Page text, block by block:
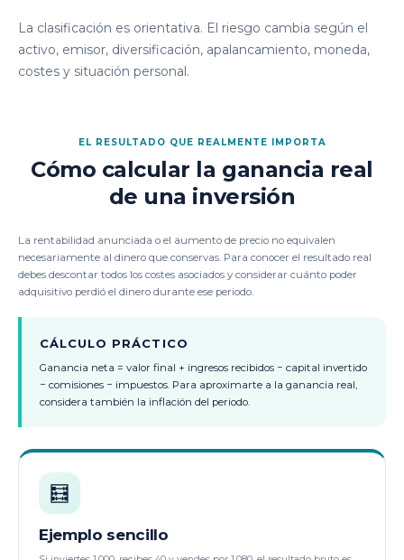
La clasificación es orientativa. El riesgo cambia según el
activo, emisor, diversificación, apalancamiento, moneda,
costes y situación personal.
EL RESULTADO QUE REALMENTE IMPORTA
Cómo calcular la ganancia real
de una inversión
La rentabilidad anunciada o el aumento de precio no equivalen
necesariamente al dinero que conservas. Para conocer el resultado real
debes descontar todos los costes asociados y considerar cuánto poder
adquisitivo perdió el dinero durante ese periodo.
CÁLCULO PRÁCTICO
Ganancia neta = valor final + ingresos recibidos − capital invertido
− comisiones − impuestos. Para aproximarte a la ganancia real,
considera también la inflación del periodo.
🧮
Ejemplo sencillo